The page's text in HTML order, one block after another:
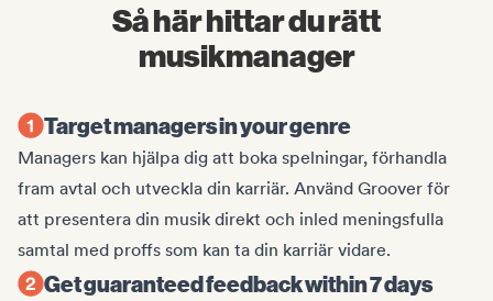
Så här hittar du rätt
musikmanager
Target managers in your genre
Managers kan hjälpa dig att boka spelningar, förhandla
fram avtal och utveckla din karriär. Använd Groover för
att presentera din musik direkt och inled meningsfulla
samtal med proffs som kan ta din karriär vidare.
Get guaranteed feedback within 7 days